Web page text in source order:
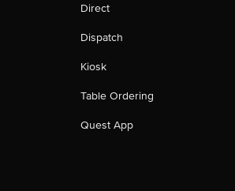
Direct
Dispatch
Kiosk
Table Ordering
Quest App